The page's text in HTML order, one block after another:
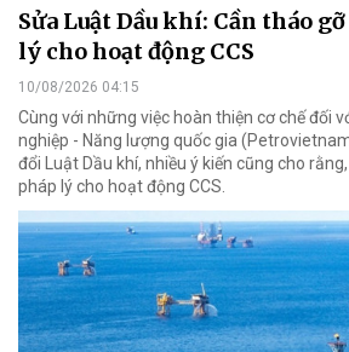
Sửa Luật Dầu khí: Cần tháo
lý cho hoạt động CCS
10/08/2026 04:15
Cùng với những việc hoàn thiện cơ chế đối
nghiệp - Năng lượng quốc gia
đổi Luật Dầu khí, nhiều ý kiến cũng cho
pháp lý cho hoạt động CCS.